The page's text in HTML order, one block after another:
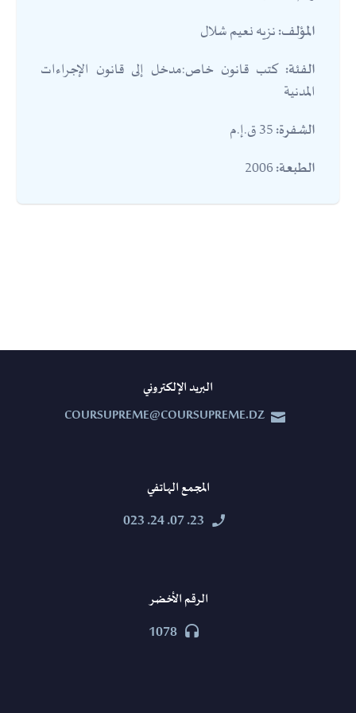
المؤلف:نزيه نعيم شلال
الفئة: كتب قانون خاص:مدخل إلى قانون الإجراءات
المدنية
الشفرة:
الطبعة:
البريد الإلكتروني


COURSUPREME@COURSUPREME.DZ
المجمع الهاتفي


23. 07. 24. 023
الرقم الأخضر


1078